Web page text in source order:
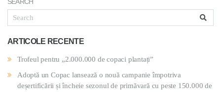
ARTICOLE RECENTE
Trofeul pentru „2.000.000 de copaci plantați”
Adoptă un Copac lansează o nouă campanie împotriva
deșertificării și încheie sezonul de primăvară cu peste 150.000 de